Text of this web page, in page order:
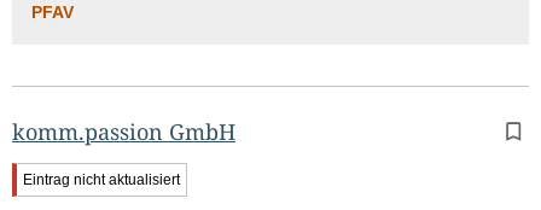
PFAV
komm.passion GmbH
W
i
Eintrag nicht aktualisiert